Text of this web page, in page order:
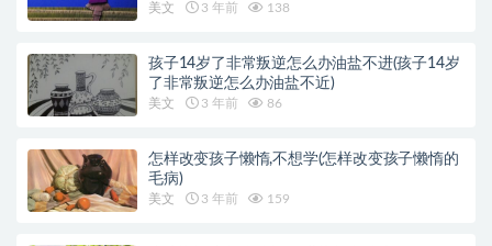
美文 3 年前 138
孩子14岁了非常叛逆怎么办油盐不进(孩子14岁
了非常叛逆怎么办油盐不近)
美文 3 年前 86
怎样改变孩子懒惰,不想学(怎样改变孩子懒惰的
毛病)
美文 3 年前 159